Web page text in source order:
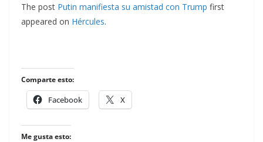
The post Putin manifiesta su amistad con Trump first
appeared on Hércules.
Comparte esto:
Facebook X
Me gusta esto: